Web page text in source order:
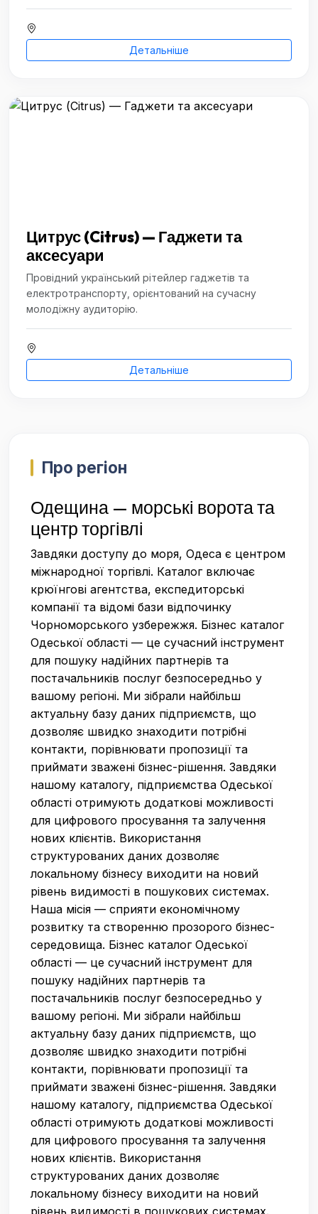
Детальніше
Цитрус (Citrus) — Гаджети та
аксесуари
Провідний український рітейлер гаджетів та
електротранспорту, орієнтований на сучасну
молодіжну аудиторію.
Детальніше
Про регіон
Одещина — морські ворота та
центр торгівлі
Завдяки доступу до моря, Одеса є центром
міжнародної торгівлі. Каталог включає
крюїнгові агентства, експедиторські
компанії та відомі бази відпочинку
Чорноморського узбережжя. Бізнес каталог
Одеської області — це сучасний інструмент
для пошуку надійних партнерів та
постачальників послуг безпосередньо у
вашому регіоні. Ми зібрали найбільш
актуальну базу даних підприємств, що
дозволяє швидко знаходити потрібні
контакти, порівнювати пропозиції та
приймати зважені бізнес-рішення. Завдяки
нашому каталогу, підприємства Одеської
області отримують додаткові можливості
для цифрового просування та залучення
нових клієнтів. Використання
структурованих даних дозволяє
локальному бізнесу виходити на новий
рівень видимості в пошукових системах.
Наша місія — сприяти економічному
розвитку та створенню прозорого бізнес-
середовища. Бізнес каталог Одеської
області — це сучасний інструмент для
пошуку надійних партнерів та
постачальників послуг безпосередньо у
вашому регіоні. Ми зібрали найбільш
актуальну базу даних підприємств, що
дозволяє швидко знаходити потрібні
контакти, порівнювати пропозиції та
приймати зважені бізнес-рішення. Завдяки
нашому каталогу, підприємства Одеської
області отримують додаткові можливості
для цифрового просування та залучення
нових клієнтів. Використання
структурованих даних дозволяє
локальному бізнесу виходити на новий
рівень видимості в пошукових системах.